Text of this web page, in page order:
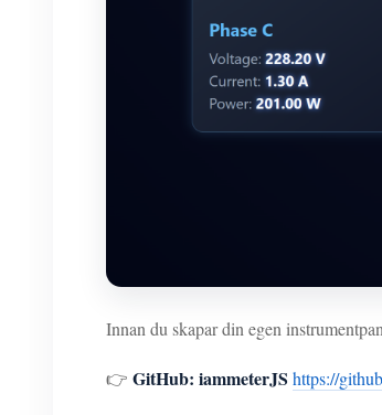
Innan du skapar din egen
👉 GitHub: iammeterJS https://